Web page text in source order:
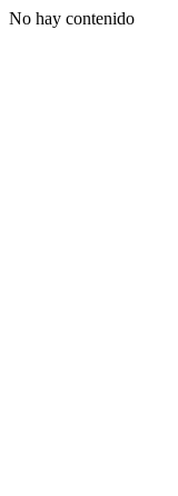
No hay contenido